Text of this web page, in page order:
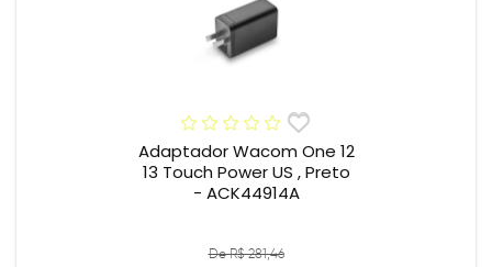
Adaptador Wacom One 12
13 Touch Power US , Preto
- ACK44914A
De R$ 281,46